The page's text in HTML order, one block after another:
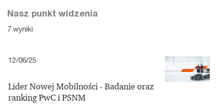
Nasz punkt widzenia
7 wyniki
12/06/25
Lider Nowej Mobilności - Badanie oraz
ranking PwC i PSNM